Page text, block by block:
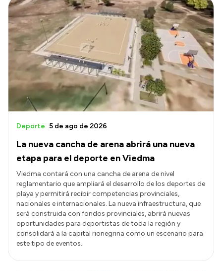
La nueva cancha de arena abrirá una nueva
etapa para el deporte en Viedma
Deporte 5 de ago de 2026
Viedma contará con una cancha de arena de nivel
reglamentario que ampliará el desarrollo de los deportes de
playa y permitirá recibir competencias provinciales,
nacionales e internacionales. La nueva infraestructura, que
será construida con fondos provinciales, abrirá nuevas
oportunidades para deportistas de toda la región y
consolidará a la capital rionegrina como un escenario para
este tipo de eventos.